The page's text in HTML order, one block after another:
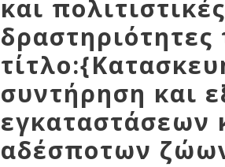
Αθλητικές
Εκδηλώσεις
Δημοτική
Βιβλιοθήκη
Δίκτυο
Δήμου
Κέντρο δια
και
συντήρηση και
εγκαταστάσεων
αδέσποτων